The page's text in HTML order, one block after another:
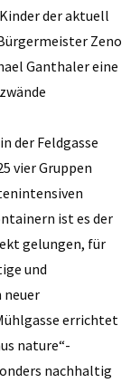
der aktuell
Zeno
Ganthaler eine
der Feldgasse
vier Gruppen
ist es der
gelungen, für
und
neuer
errichtet
nature“-
nachhaltig